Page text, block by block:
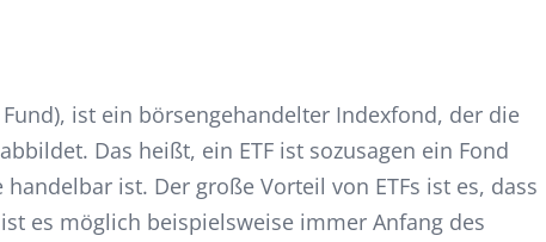
Fund), ist ein börsengehandelter Indexfond, der die
Das heißt, ein ETF ist sozusagen ein Fond
ist. Der große Vorteil von ETFs ist es, dass
es möglich beispielsweise immer Anfang des